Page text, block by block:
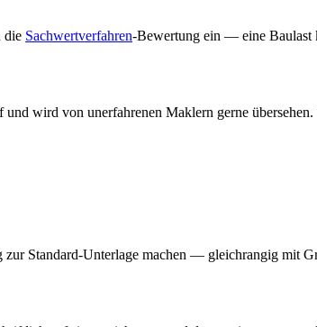
die Sachwertverfahren-Bewertung ein — eine Baulast
wird von unerfahrenen Maklern gerne
zur Standard-Unterlage machen — gleichrangig mit